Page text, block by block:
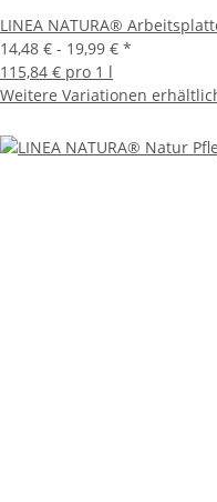
LINEA NATURA®
14,48 € - 19,99 € *
115,84 € pro 1 l
Weitere Variationen